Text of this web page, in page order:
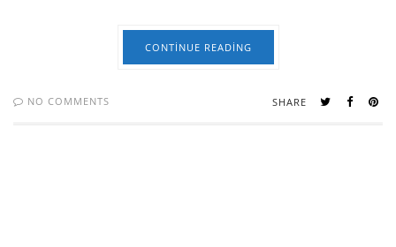
CONTINUE READING
NO COMMENTS SHARE